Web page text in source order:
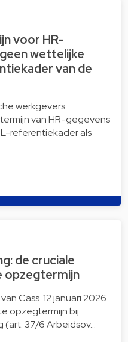
voor HR-
wettelijke
van de
werkgevers
van HR-gegevens
referentiekader als
de cruciale
opzegtermijn
Cass. 12 januari 2026
opzegtermijn bij
(art. 37/6 Arbeidsov…